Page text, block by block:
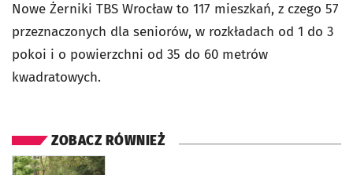
Nowe Żerniki TBS Wrocław to 117 mieszkań, z czego 57
przeznaczonych dla seniorów, w rozkładach od 1 do 3
pokoi i o powierzchni od 35 do 60 metrów
kwadratowych.
ZOBACZ RÓWNIEŻ
otworzy się w nowej karcie